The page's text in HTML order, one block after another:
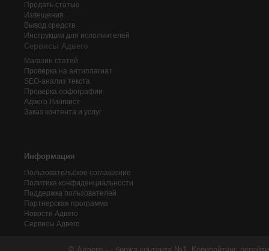
Продать статью
Извещения
Вывод средств
Инструкции для исполнителей
Сервисы Адвего
Магазин статей
Проверка на антиплагиат
SEO-анализ текста
Проверка орфографии
Адвего Лингвист
Заказ контента и услуг
Информация
Пользовательское соглашение
Политика конфиденциальности
Поддержка пользователей
Партнерская программа
Новости Адвего
Сервисы Адвего